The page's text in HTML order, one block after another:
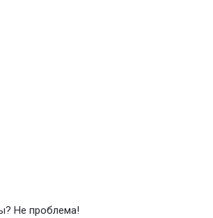
Не проблема!